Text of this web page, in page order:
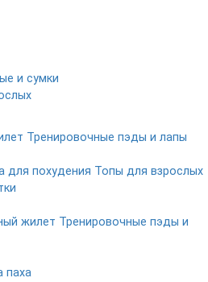
и сумки
Тренировочные пэды и лапы
для похудения Топы для взрослых
жилет Тренировочные пэды и
паха